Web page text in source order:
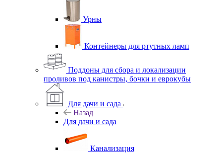
Урны
Контейнеры для ртутных ламп
Поддоны для сбора и локализации
проливов под канистры, бочки и еврокубы
Для дачи и сада
Назад
Для дачи и сада
Канализация